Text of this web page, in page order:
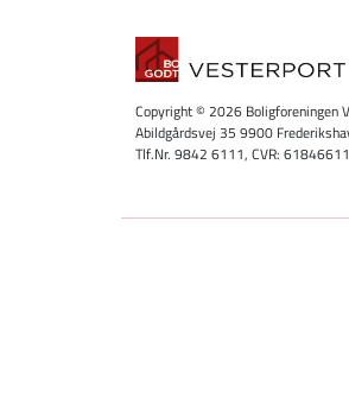
Copyright © 2026 Boligforeningen
Abildgårdsvej 35 9900
Tlf.Nr. 9842 6111, CVR: 61846611